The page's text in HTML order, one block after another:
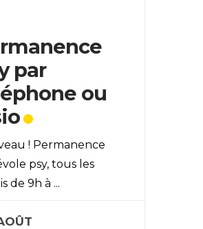
par
ou
! Permanence
psy, tous les
de 9h à ...